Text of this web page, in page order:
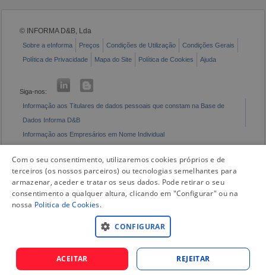
© INFORMA D&B, Lda
Sobre a eInforma Preços Condições de Utilização
Condições Gerais
Política de Privacidade
Mapa do Site Política de Cookies Ajuda
Siga-nos:
Informação aos Titulares de dados pessoais que constam na Base de
Dados Informa D&B
Informação aos Empresários em Nome Individual
Com o seu consentimento, utilizaremos cookies próprios e de
terceiros (os nossos parceiros) ou tecnologias semelhantes para
armazenar, aceder e tratar os seus dados. Pode retirar o seu
consentimento a qualquer altura, clicando em "Configurar" ou na
nossa Politica de Cookies.
CONFIGURAR
ACEITAR REJEITAR